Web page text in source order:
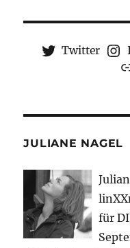
Twitter
JULIANE NAGEL
für